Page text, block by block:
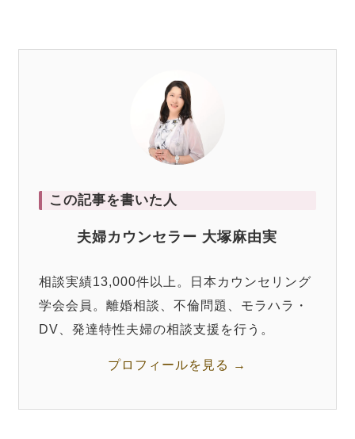
この記事を書いた人
夫婦カウンセラー 大塚麻由実
相談実績13,000件以上。日本カウンセリング
学会会員。離婚相談、不倫問題、モラハラ・
DV、発達特性夫婦の相談支援を行う。
プロフィールを見る →